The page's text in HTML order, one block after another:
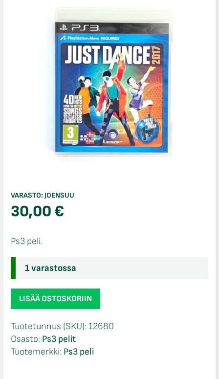
VARASTO: JOENSUU
30,00€
Ps3 peli.
1 varastossa
Just
Dance
Ps3
määrä
LISÄÄ OSTOSKORIIN
Tuotetunnus (SKU): 12680
Osasto: Ps3 pelit
Tuotemerkki: Ps3 peli